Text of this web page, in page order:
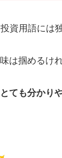
資用語には
は掴めるけ
ても分かり